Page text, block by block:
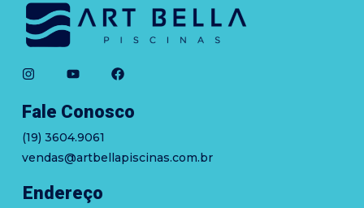
Fale Conosco
(19) 3604.9061
vendas@artbellapiscinas.com.br
Endereço